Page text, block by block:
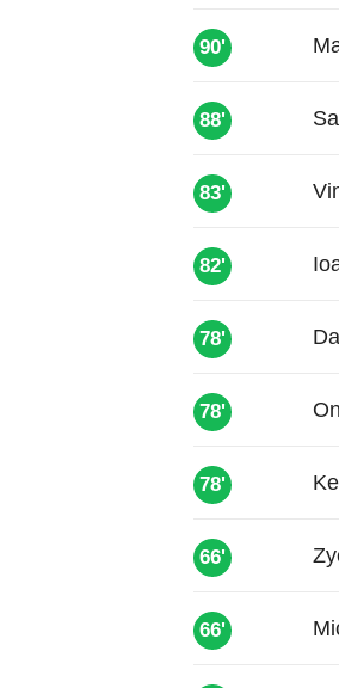
90'
88'
83'
82'
78'
78'
78'
66'
66'